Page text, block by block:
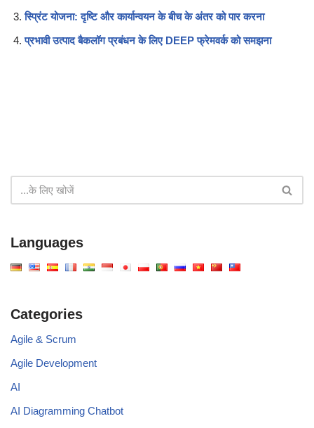
स्प्रिंट योजना: दृष्टि और कार्यान्वयन के बीच के अंतर को पार करना
प्रभावी उत्पाद बैकलॉग प्रबंधन के लिए DEEP फ्रेमवर्क को समझना
Languages
Categories
Agile & Scrum
Agile Development
AI
AI Diagramming Chatbot